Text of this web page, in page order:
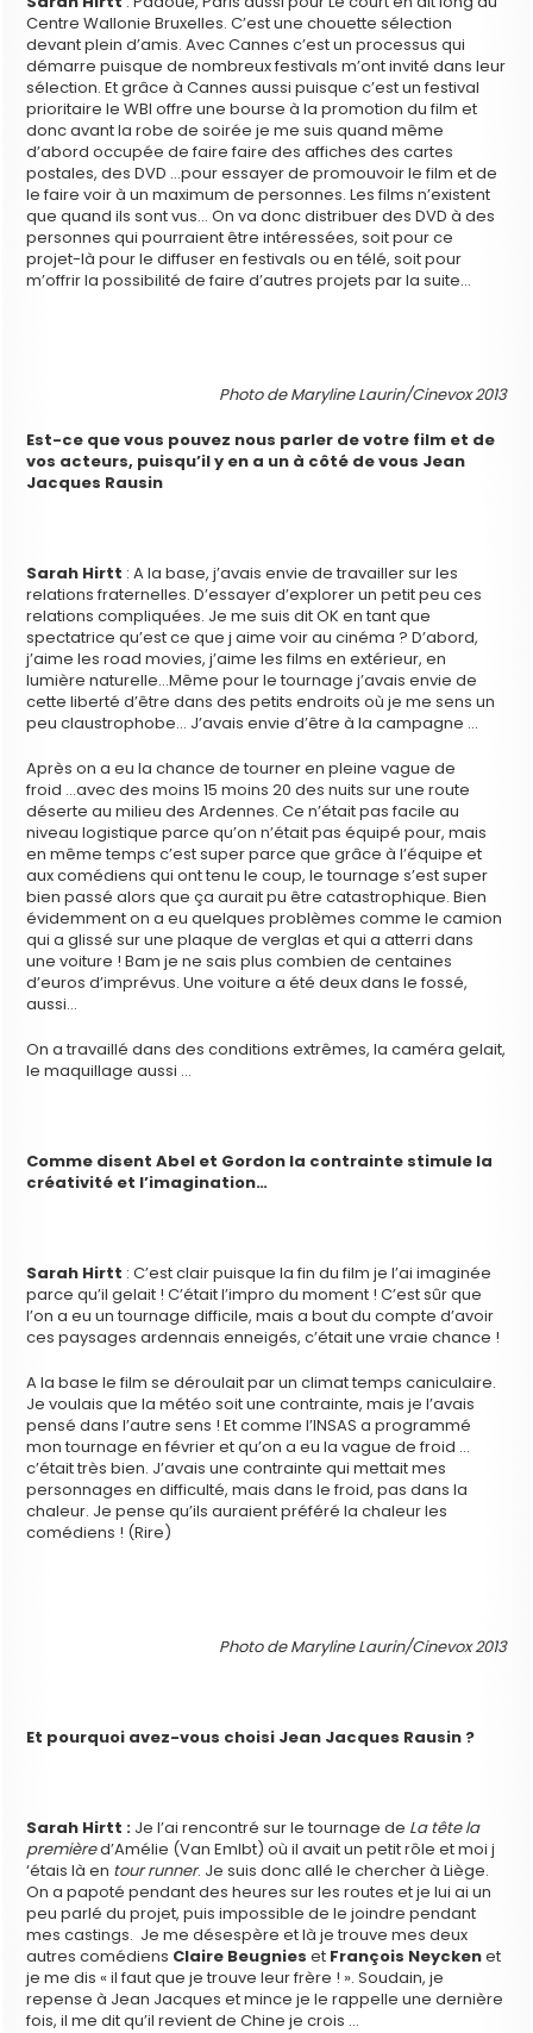
Centre Wallonie Bruxelles. C’est une chouette sélection
devant plein d’amis. Avec Cannes c’est un processus qui
démarre puisque de nombreux festivals m’ont invité dans leur
sélection. Et grâce à Cannes aussi puisque c’est un festival
prioritaire le WBI offre une bourse à la promotion du film et
donc avant la robe de soirée je me suis quand même
d’abord occupée de faire faire des affiches des cartes
postales, des DVD …pour essayer de promouvoir le film et de
le faire voir à un maximum de personnes. Les films n’existent
que quand ils sont vus… On va donc distribuer des DVD à des
personnes qui pourraient être intéressées, soit pour ce
projet-là pour le diffuser en festivals ou en télé, soit pour
m’offrir la possibilité de faire d’autres projets par la suite…
Photo de Maryline Laurin/Cinevox 2013
Est-ce que vous pouvez nous parler de votre film et de
vos acteurs, puisqu’il y en a un à côté de vous Jean
Jacques Rausin
Sarah Hirtt : A la base, j’avais envie de travailler sur les
relations fraternelles. D’essayer d’explorer un petit peu ces
relations compliquées. Je me suis dit OK en tant que
spectatrice qu’est ce que j aime voir au cinéma ? D’abord,
j’aime les road movies, j’aime les films en extérieur, en
lumière naturelle…Même pour le tournage j’avais envie de
cette liberté d’être dans des petits endroits où je me sens un
peu claustrophobe… J’avais envie d’être à la campagne …
Après on a eu la chance de tourner en pleine vague de
froid …avec des moins 15 moins 20 des nuits sur une route
déserte au milieu des Ardennes. Ce n’était pas facile au
niveau logistique parce qu’on n’était pas équipé pour, mais
en même temps c’est super parce que grâce à l’équipe et
aux comédiens qui ont tenu le coup, le tournage s’est super
bien passé alors que ça aurait pu être catastrophique. Bien
évidemment on a eu quelques problèmes comme le camion
qui a glissé sur une plaque de verglas et qui a atterri dans
une voiture ! Bam je ne sais plus combien de centaines
d’euros d’imprévus. Une voiture a été deux dans le fossé,
aussi…
On a travaillé dans des conditions extrêmes, la caméra gelait,
le maquillage aussi …
Comme disent Abel et Gordon la contrainte stimule la
créativité et l’imagination…
Sarah Hirtt : C’est clair puisque la fin du film je l’ai imaginée
parce qu’il gelait ! C’était l’impro du moment ! C’est sûr que
l’on a eu un tournage difficile, mais a bout du compte d’avoir
ces paysages ardennais enneigés, c’était une vraie chance !
A la base le film se déroulait par un climat temps caniculaire.
Je voulais que la météo soit une contrainte, mais je l’avais
pensé dans l’autre sens ! Et comme l’INSAS a programmé
mon tournage en février et qu’on a eu la vague de froid …
c’était très bien. J’avais une contrainte qui mettait mes
personnages en difficulté, mais dans le froid, pas dans la
chaleur. Je pense qu’ils auraient préféré la chaleur les
comédiens ! (Rire)
Photo de Maryline Laurin/Cinevox 2013
Et pourquoi avez-vous choisi Jean Jacques Rausin ?
Sarah Hirtt : Je l’ai rencontré sur le tournage de La tête la
premièred’Amélie (Van Emlbt) où il avait un petit rôle et moi j
‘étais là en tour runner. Je suis donc allé le chercher à Liège.
On a papoté pendant des heures sur les routes et je lui ai un
peu parlé du projet, puis impossible de le joindre pendant
mes castings. Je me désespère et là je trouve mes deux
autres comédiens Claire Beugnies et François Neyckenet
je me dis « il faut que je trouve leur frère ! ». Soudain, je
repense à Jean Jacques et mince je le rappelle une dernière
fois, il me dit qu’il revient de Chine je crois …